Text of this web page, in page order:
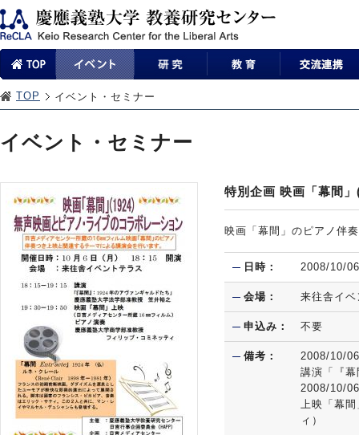
TOP イベント・セミナー
イベント・セミナー
特別企画 映画「幕間
映画「幕間」のピアノ伴
日時： 2008/10/
会場： 来往舎イ
申込み： 不要
備考：
2008/10/
講演「『
2008/10/
上映「幕
ィ）